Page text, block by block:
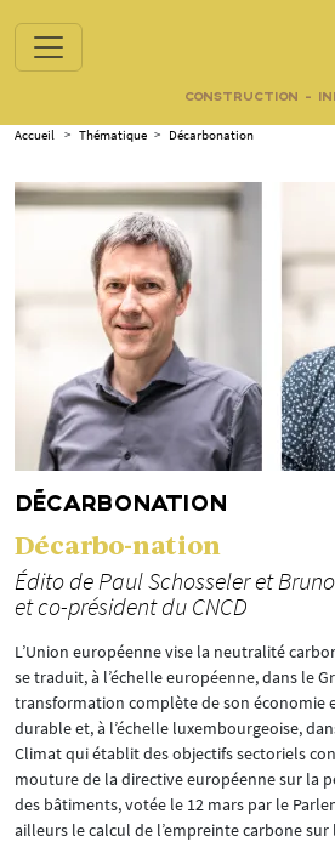
CONSTRUCTION -
Accueil > Thématique > Décarbonation
DÉCARBONATION
Décarbo-nation
Édito de Paul Schosseler et
et co-président du CNCD
L’Union européenne vise la neutralité
se traduit, à l’échelle européenne, dans le
transformation complète de son économie
durable et, à l’échelle luxembourgeoise,
Climat qui établit des objectifs sectoriels
mouture de la directive européenne sur la
des bâtiments, votée le 12 mars par le
ailleurs le calcul de l’empreinte carbone